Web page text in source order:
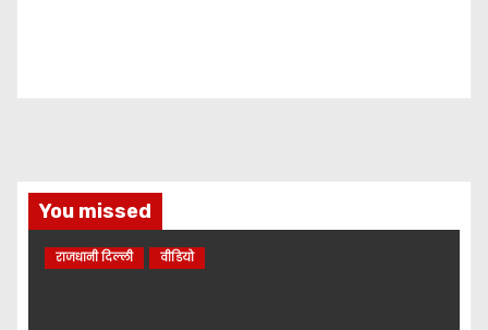
You missed
राजधानी दिल्ली वीडियो